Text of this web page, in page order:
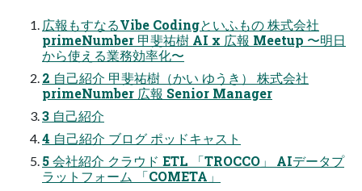
広報もすなるVibe Codingといふもの 株式会社
primeNumber 甲斐祐樹 AI x 広報 Meetup 〜明日
から使える業務効率化〜
2 自己紹介 甲斐祐樹（かい ゆうき） 株式会社
primeNumber 広報 Senior Manager
3 自己紹介
4 自己紹介 ブログ ポッドキャスト
5 会社紹介 クラウド ETL 「TROCCO」 AIデータプ
ラットフォーム 「COMETA」